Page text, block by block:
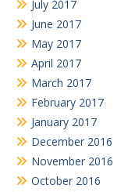
July 2017
June 2017
May 2017
April 2017
March 2017
February 2017
January 2017
December 2016
November 2016
October 2016